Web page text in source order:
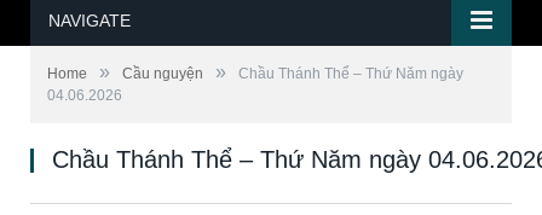
NAVIGATE
Home » Cầu nguyện »
Chầu Thánh Thể – Thứ Năm ngày
04.06.2026
Chầu Thánh Thể – Thứ Năm ngày